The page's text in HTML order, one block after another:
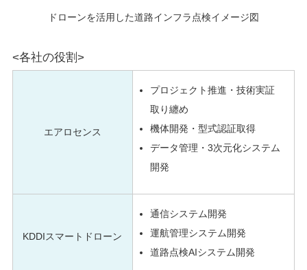
ドローンを活用した道路インフラ点検イメージ図
<各社の役割>
エアロセンス
プロジェクト推進・技術実証
取り纏め
機体開発・型式認証取得
データ管理・3次元化システム
開発
KDDIスマートドローン
通信システム開発
運航管理システム開発
道路点検AIシステム開発